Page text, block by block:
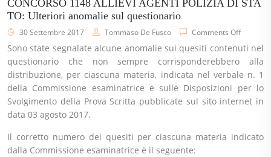
CONCORSO 1148 ALLIEVI AGENTI POLIZIA DI STA
TO: Ulteriori anomalie sul questionario
30 Settembre 2017 Tommaso De Fusco Comments Off
Sono state segnalate alcune anomalie sui quesiti contenuti nel
questionario che non sempre corrisponderebbero alla
distribuzione, per ciascuna materia, indicata nel verbale n. 1
della Commissione esaminatrice e sulle Disposizioni per lo
Svolgimento della Prova Scritta pubblicate sul sito internet in
data 03 agosto 2017.
Il corretto numero dei quesiti per ciascuna materia indicato
dalla Commissione esaminatrice è il seguente: